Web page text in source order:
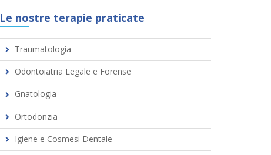
Le nostre terapie praticate
Traumatologia
Odontoiatria Legale e Forense
Gnatologia
Ortodonzia
Igiene e Cosmesi Dentale